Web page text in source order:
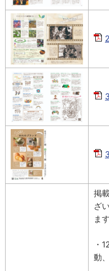
掲
ざ
ます
・
動